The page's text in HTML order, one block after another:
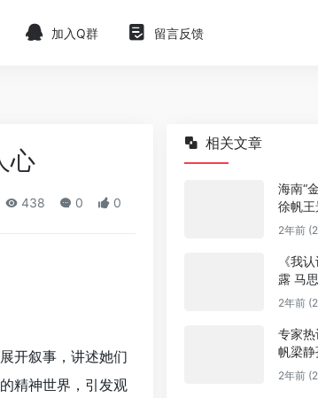
加入Q群 留言反馈
心
438 0 0
开叙事，讲述她们
精神世界，引发观
相关文章
海南“
徐帆
2年前
《我
露 马
2年前
专家
帆梁
2年前